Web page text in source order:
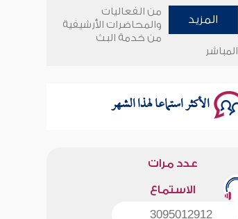
وأمنهم من خوف 9
المزيد
من الفعاليات
والمحاضرات الأرشيفية
من خدمة البث
المباشر
الأكثر استماعا لهذا الشهر
عدد مرات
الاستماع
3095012912